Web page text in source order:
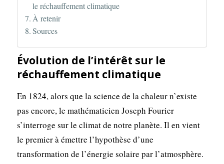
le réchauffement climatique
À retenir
Sources
Évolution de l’intérêt sur le
réchauffement climatique
En 1824, alors que la science de la chaleur n’existe
pas encore, le mathématicien Joseph Fourier
s’interroge sur le climat de notre planète. Il en vient
le premier à émettre l’hypothèse d’une
transformation de l’énergie solaire par l’atmosphère.